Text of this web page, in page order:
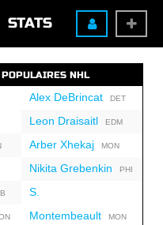
STATS
POPULAIRES NHL
Alex DeBrincatDET
Leon Draisaitl EDM
Arber XhekajMON
Nikita Grebenkin PHI
S.
MontembeaultMON